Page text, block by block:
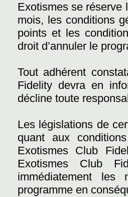
Exotismes se réserve
mois, les conditions
points et les
droit d’annuler le
Tout adhérent
Fidelity devra en
décline toute
Les législations de
quant aux
Exotismes Club
Exotismes Club
immédiatement
programme en